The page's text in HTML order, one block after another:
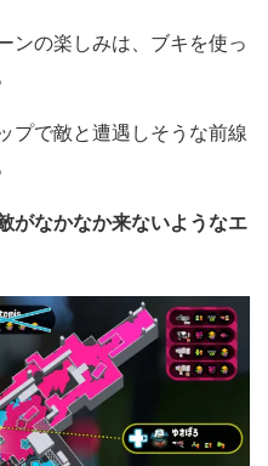
ンの楽しみは、ブキを使っ
プで敵と遭遇しそうな前線
がなかなか来ないようなエ